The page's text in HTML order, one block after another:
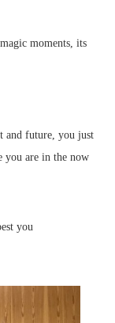
moments, its
and future, you just
you are in the now
you